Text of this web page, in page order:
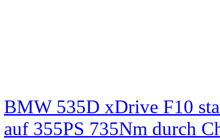
BMW 535D xDrive F10
auf 355PS 735Nm durch